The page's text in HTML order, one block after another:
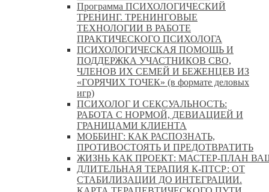
Программа ПСИХОЛОГИЧЕСКИЙ
ТРЕНИНГ. ТРЕНИНГОВЫЕ
ТЕХНОЛОГИИ В РАБОТЕ
ПРАКТИЧЕСКОГО ПСИХОЛОГА
ПСИХОЛОГИЧЕСКАЯ ПОМОЩЬ И
ПОДДЕРЖКА УЧАСТНИКОВ СВО,
ЧЛЕНОВ ИХ СЕМЕЙ И БЕЖЕНЦЕВ ИЗ
«ГОРЯЧИХ ТОЧЕК» (в формате деловых
игр)
ПСИХОЛОГ И СЕКСУАЛЬНОСТЬ:
РАБОТА С НОРМОЙ, ДЕВИАЦИЕЙ И
ГРАНИЦАМИ КЛИЕНТА
МОББИНГ: КАК РАСПОЗНАТЬ,
ПРОТИВОСТОЯТЬ И ПРЕДОТВРАТИТЬ
ЖИЗНЬ КАК ПРОЕКТ: МАСТЕР‑ПЛАН
ДЛИТЕЛЬНАЯ ТЕРАПИЯ К-ПТСР: ОТ
СТАБИЛИЗАЦИИ ДО ИНТЕГРАЦИИ.